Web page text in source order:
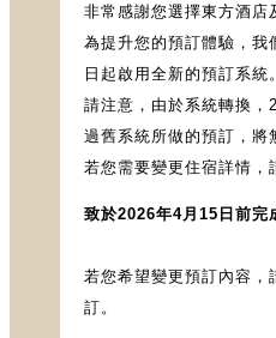
非常感謝您選擇東方酒店
為提升您的預訂體驗，
日起啟用全新的預訂系統。
請注意，由於系統轉換
過舊系統所做的預訂，將
若您需要變更住宿詳情，
致於2026年4月15日前完
若您希望變更預訂內容，
訂。